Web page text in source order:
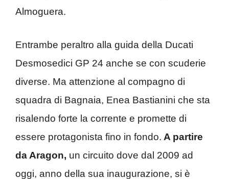
Almoguera.
Entrambe peraltro alla guida della Ducati
Desmosedici GP 24 anche se con scuderie
diverse. Ma attenzione al compagno di
squadra di Bagnaia, Enea Bastianini che sta
risalendo forte la corrente e promette di
essere protagonista fino in fondo. A partire
da Aragon, un circuito dove dal 2009 ad
oggi, anno della sua inaugurazione, si è